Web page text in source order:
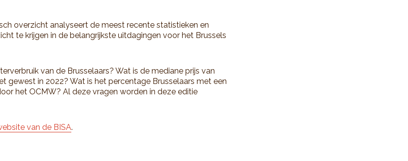
overzicht analyseert de meest recente statistieken en
te krijgen in de belangrijkste uitdagingen voor het Brussels
van de Brusselaars? Wat is de mediane prijs van
gewest in 2022? Wat is het percentage Brusselaars met een
het OCMW? Al deze vragen worden in deze editie
van de BISA.